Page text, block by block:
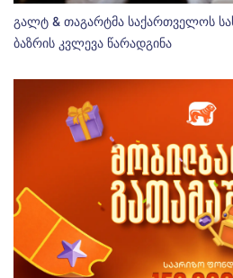
გალტ & თაგარტმა საქართველოს
ბაზრის კვლევა წარადგინა